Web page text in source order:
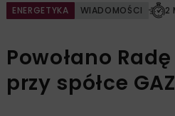
ENERGETYKA WIADOMOŚCI 2
Powołano
przy spółce